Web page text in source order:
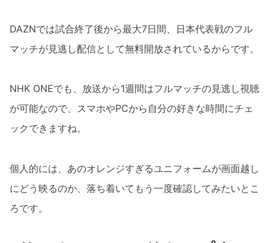
DAZNでは試合終了後から最大7日間、日本代表戦のフル
マッチが見逃し配信として無料開放されているからです。
NHK ONEでも、放送から1週間はフルマッチの見逃し視聴
が可能なので、スマホやPCから自分の好きな時間にチェ
ックできますね。
個人的には、あのオレンジすぎるユニフォームが画面越し
にどう映るのか、落ち着いてもう一度確認してみたいとこ
ろです。